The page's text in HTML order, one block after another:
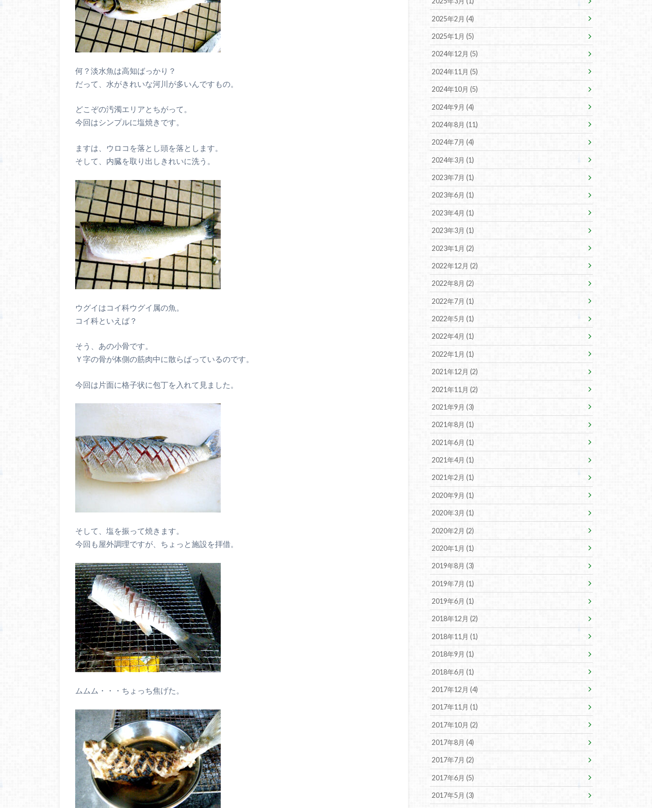
何？淡水魚は高知ばっかり？
だって、水がきれいな河川が多いんですもの。
どこぞの汚濁エリアとちがって。
今回はシンプルに塩焼きです。
ますは、ウロコを落とし頭を落とします。
そして、内臓を取り出しきれいに洗う。
ウグイはコイ科ウグイ属の魚。
コイ科といえば？
そう、あの小骨です。
Ｙ字の骨が体側の筋肉中に散らばっているのです。
今回は片面に格子状に包丁を入れて見ました。
そして、塩を振って焼きます。
今回も屋外調理ですが、ちょっと施設を拝借。
ムムム・・・ちょっち焦げた。
2025年2月 (4)
2025年1月 (5)
2024年12月 (5)
2024年11月 (5)
2024年10月 (5)
2024年9月 (4)
2024年8月 (11)
2024年7月 (4)
2024年3月 (1)
2023年7月 (1)
2023年6月 (1)
2023年4月 (1)
2023年3月 (1)
2023年1月 (2)
2022年12月 (2)
2022年8月 (2)
2022年7月 (1)
2022年5月 (1)
2022年4月 (1)
2022年1月 (1)
2021年12月 (2)
2021年11月 (2)
2021年9月 (3)
2021年8月 (1)
2021年6月 (1)
2021年4月 (1)
2021年2月 (1)
2020年9月 (1)
2020年3月 (1)
2020年2月 (2)
2020年1月 (1)
2019年8月 (3)
2019年7月 (1)
2019年6月 (1)
2018年12月 (2)
2018年11月 (1)
2018年9月 (1)
2018年6月 (1)
2017年12月 (4)
2017年11月 (1)
2017年10月 (2)
2017年8月 (4)
2017年7月 (2)
2017年6月 (5)
2017年5月 (3)